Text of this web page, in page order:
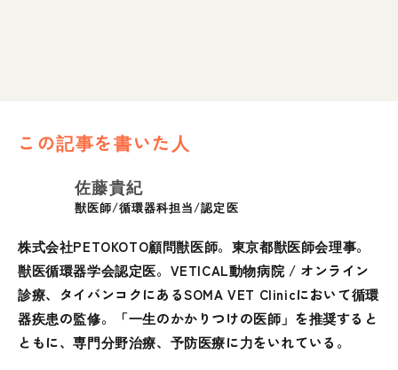
この記事を書いた人
佐藤貴紀
獣医師/循環器科担当/認定医
株式会社PETOKOTO顧問獣医師。東京都獣医師会理事。
獣医循環器学会認定医。VETICAL動物病院 / オンライン
診療、タイバンコクにあるSOMA VET Clinicにおいて循環
器疾患の監修。「一生のかかりつけの医師」を推奨すると
ともに、専門分野治療、予防医療に力をいれている。